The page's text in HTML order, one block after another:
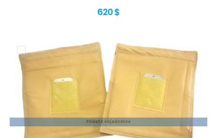
620 $
Přidat k objednávce